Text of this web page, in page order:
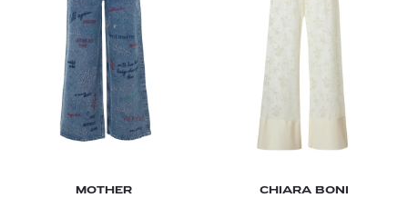
THEORY
TOI & MOI
TOMMY HILFIGER
MOTHER
CHIARA BONI